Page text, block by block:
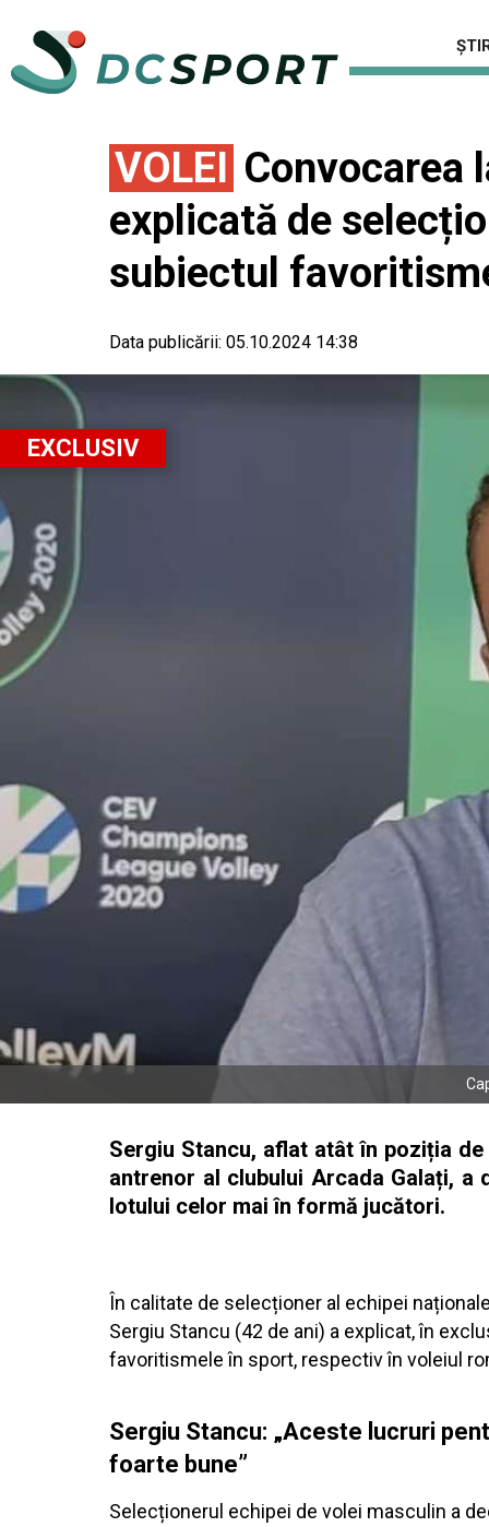
VOLEI Convocarea
explicată de
subiectul
Data publicării: 05.10.2024 14:38
EXCLUSIV
Sergiu Stancu, aflat atât în poziția
antrenor al clubului Arcada Galați,
lotului celor mai în formă jucători.
În calitate de selecționer al echipei
Sergiu Stancu (42 de ani) a explicat, în
favoritismele în sport, respectiv în voleiul
Sergiu Stancu: „Aceste lucruri
foarte bune”
Selecționerul echipei de volei masculin a